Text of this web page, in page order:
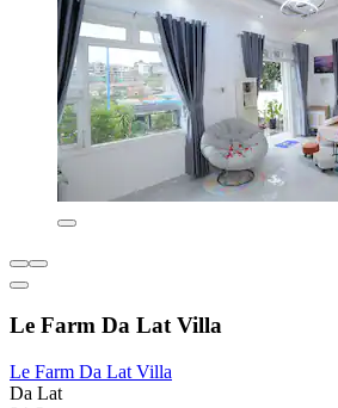
Le Farm Da Lat Villa
Le Farm Da Lat Villa
Da Lat